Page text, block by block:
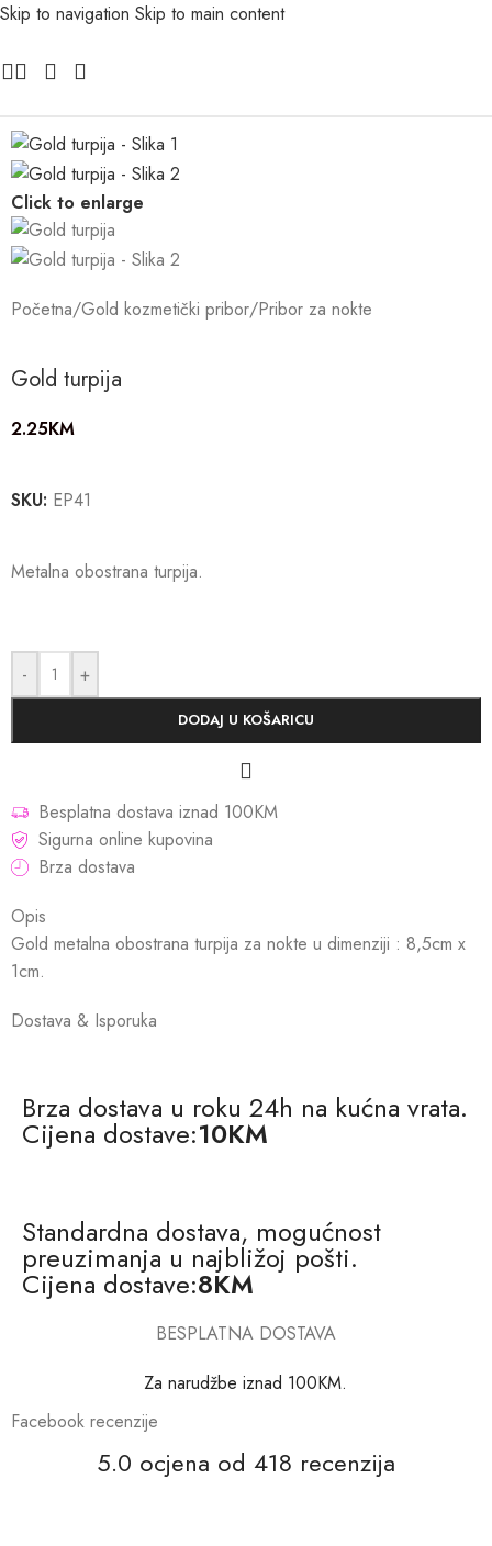
Skip to navigation Skip to main content
Click to enlarge
Početna/Gold kozmetički pribor/Pribor za nokte
Gold turpija
2.25KM
SKU: EP41
Metalna obostrana turpija.
- +
DODAJ U KOŠARICU
Besplatna dostava iznad 100KM
Sigurna online kupovina
Brza dostava
Opis
Gold metalna obostrana turpija za nokte u dimenziji : 8,5cm x
1cm.
Dostava & Isporuka
Brza dostava u roku 24h na kućna vrata.
Cijena dostave:10KM
Standardna dostava, mogućnost
preuzimanja u najbližoj pošti.
Cijena dostave:8KM
BESPLATNA DOSTAVA
Za narudžbe iznad 100KM.
Facebook recenzije
5.0 ocjena od 418 recenzija